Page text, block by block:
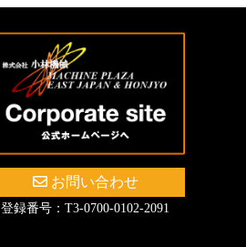
お問い合わせ
登録番号：T3-0700-0102-2091